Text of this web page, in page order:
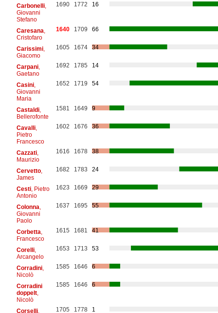
Carbonelli,
Giovanni
Stefano
1690 1772 16
Caresana
Cristofaro
1640 1709 66
Carissimi,
Giacomo
1605 1674 34
Carpani,
Gaetano
1692 1785 14
Casini,
Giovanni
Maria
1652 1719 54
Castaldi,
Bellerofonte
1581 1649 9
Cavalli,
Pietro
Francesco
1602 1676 36
Cazzati,
Maurizio
1616 1678 38
Cervetto,
James
1682 1783 24
Cesti, Pietro
Antonio
1623 1669 29
Colonna
Giovanni
Paolo
1637 1695 55
Corbetta
Francesco
1615 1681 41
Corelli,
Arcangelo
1653 1713 53
Corradini,
Nicolò
1585 1646 6
Corradini
doppelt,
Nicolò
1585 1646 6
Corselli, 1705 1778 1